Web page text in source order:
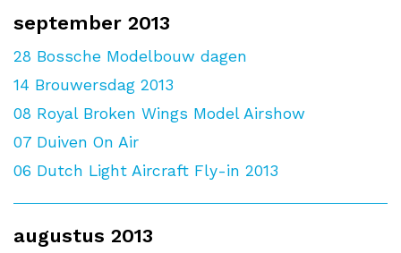
september 2013
28 Bossche Modelbouw dagen
14 Brouwersdag 2013
08 Royal Broken Wings Model Airshow
07 Duiven On Air
06 Dutch Light Aircraft Fly-in 2013
augustus 2013